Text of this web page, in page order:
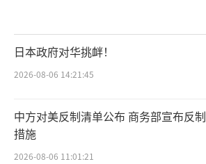
日本政府对华挑衅！
2026-08-06 14:21:45
中方对美反制清单公布 商务部宣布反制
措施
2026-08-06 11:01:21